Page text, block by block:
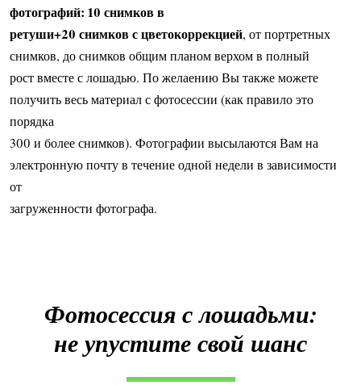
фотографий: 10 снимков в
ретуши+20 снимков с цветокоррекцией, от портретных
снимков, до снимков общим планом верхом в полный
рост вместе с лошадью. По желаению Вы также можете
получить весь материал с фотосессии (как правило это
порядка
300 и более снимков). Фотографии высылаются Вам на
электронную почту в течение одной недели в зависимости
от
загруженности фотографа.
Фотосессия с лошадьми:
не упустите свой шанс